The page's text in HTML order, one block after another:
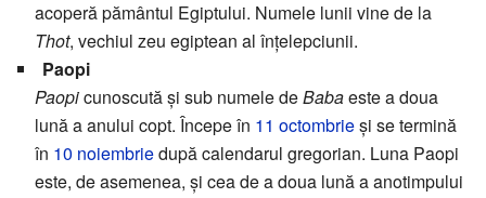
acoperă pământul Egiptului. Numele lunii vine de la
Thot, vechiul zeu egiptean al înțelepciunii.
Paopi
Paopicunoscută și sub numele deBabaeste a doua
lună a anului copt. Începe în 11 octombrieși se termină
în 10 noiembriedupă calendarul gregorian. Luna Paopi
este, de asemenea, și cea de a doua lună a anotimpului